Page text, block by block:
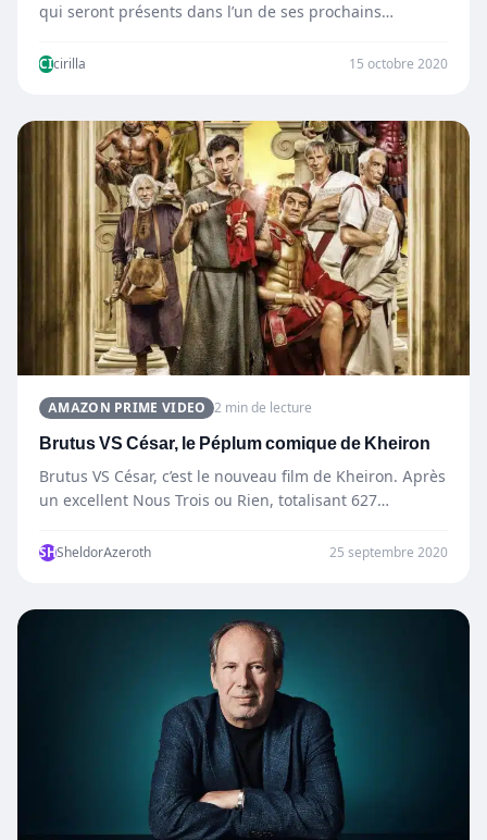
qui seront présents dans l’un de ses prochains…
CIcirilla 15 octobre 2020
AMAZON PRIME VIDEO 2 min de lecture
Brutus VS César, le Péplum comique de Kheiron
Brutus VS César, c’est le nouveau film de Kheiron. Après
un excellent Nous Trois ou Rien, totalisant 627…
SHSheldorAzeroth 25 septembre 2020